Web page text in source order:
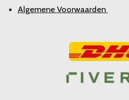
Algemene Voorwaarden